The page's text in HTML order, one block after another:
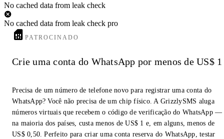
No cached data from leak check
No cached data from leak check pro
PATROCINADO
Crie uma conta do WhatsApp por menos de US$ 1
Precisa de um número de telefone novo para registrar uma conta do
WhatsApp? Você não precisa de um chip físico. A GrizzlySMS aluga
números virtuais que recebem o código de verificação do WhatsApp —
na maioria dos países, custa menos de US$ 1 e, em alguns, menos de
US$ 0,50. Perfeito para criar uma conta reserva do WhatsApp, testar